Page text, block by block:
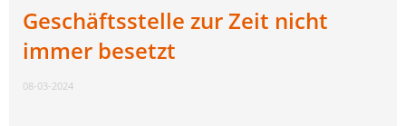
Geschäftsstelle zur Zeit nicht
immer besetzt
08-03-2024